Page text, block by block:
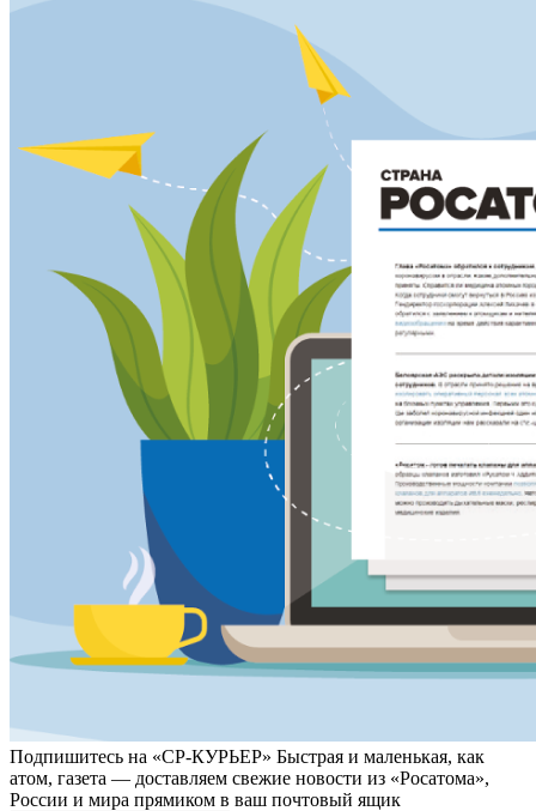
Подпишитесь на «СР-КУРЬЕР» Быстрая и маленькая, как
атом, газета — доставляем свежие новости из «Росатома»,
России и мира прямиком в ваш почтовый ящик